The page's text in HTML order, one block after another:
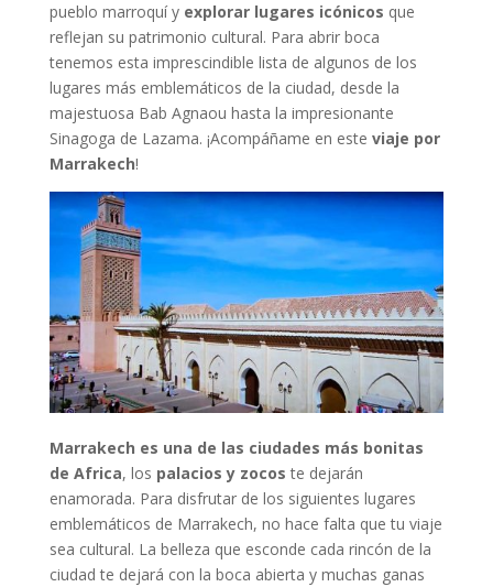
pueblo marroquí y explorar lugares icónicos que
reflejan su patrimonio cultural. Para abrir boca
tenemos esta imprescindible lista de algunos de los
lugares más emblemáticos de la ciudad, desde la
majestuosa Bab Agnaou hasta la impresionante
Sinagoga de Lazama. ¡Acompáñame en este viaje por
Marrakech!
Marrakech es una de las ciudades más bonitas
de Africa, los palacios y zocos te dejarán
enamorada. Para disfrutar de los siguientes lugares
emblemáticos de Marrakech, no hace falta que tu viaje
sea cultural. La belleza que esconde cada rincón de la
ciudad te dejará con la boca abierta y muchas ganas